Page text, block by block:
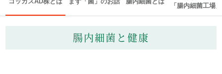
「腸内細菌工場」
腸内細菌と健康